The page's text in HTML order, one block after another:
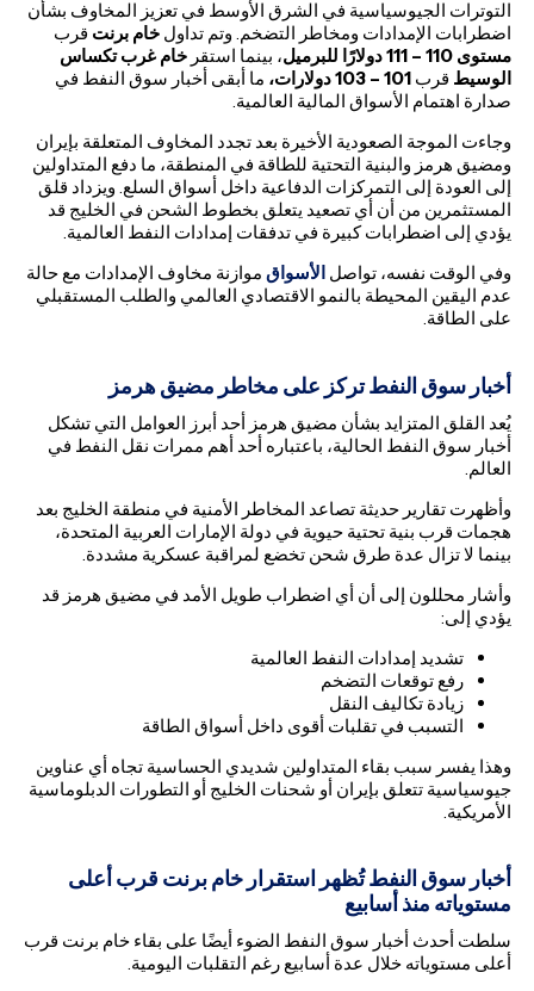
التوترات الجيوسياسية في الشرق الأوسط في تعزيز المخاوف بشأن
اضطرابات الإمدادات ومخاطر التضخم. وتم تداولخام برنت قرب
مستوى 110 – 111 دولارًا للبرميل
، بينما استقرخام غرب تكساس
الوسيط قرب101 – 103 دولارات،
ما أبقى أخبار سوق النفط في
صدارة اهتمام الأسواق المالية العالمية.
وجاءت الموجة الصعودية الأخيرة بعد تجدد المخاوف المتعلقة بإيران
ومضيق هرمز والبنية التحتية للطاقة في المنطقة، ما دفع المتداولين
إلى العودة إلى التمركزات الدفاعية داخل أسواق السلع. ويزداد قلق
المستثمرين من أن أي تصعيد يتعلق بخطوط الشحن في الخليج قد
يؤدي إلى اضطرابات كبيرة في تدفقات إمدادات النفط العالمية.
وفي الوقت نفسه، تواصل الأسواق موازنة مخاوف الإمدادات مع حالة
عدم اليقين المحيطة بالنمو الاقتصادي العالمي والطلب المستقبلي
على الطاقة.
أخبار سوق النفط تركز على مخاطر مضيق هرمز
يُعد القلق المتزايد بشأن مضيق هرمز أحد أبرز العوامل التي تشكل
أخبار سوق النفط الحالية، باعتباره أحد أهم ممرات نقل النفط في
العالم.
وأظهرت تقارير حديثة تصاعد المخاطر الأمنية في منطقة الخليج بعد
هجمات قرب بنية تحتية حيوية في دولة الإمارات العربية المتحدة،
بينما لا تزال عدة طرق شحن تخضع لمراقبة عسكرية مشددة.
وأشار محللون إلى أن أي اضطراب طويل الأمد في مضيق هرمز قد
يؤدي إلى:
تشديد إمدادات النفط العالمية
رفع توقعات التضخم
زيادة تكاليف النقل
التسبب في تقلبات أقوى داخل أسواق الطاقة
وهذا يفسر سبب بقاء المتداولين شديدي الحساسية تجاه أي عناوين
جيوسياسية تتعلق بإيران أو شحنات الخليج أو التطورات الدبلوماسية
الأمريكية.
أخبار سوق النفط تُظهر استقرار خام برنت قرب أعلى
مستوياته منذ أسابيع
سلطت أحدث أخبار سوق النفط الضوء أيضًا على بقاء خام برنت قرب
أعلى مستوياته خلال عدة أسابيع رغم التقلبات اليومية.